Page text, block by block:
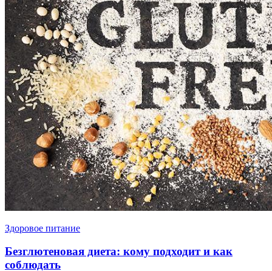
Здоровое питание
Безглютеновая диета: кому подходит и как
соблюдать